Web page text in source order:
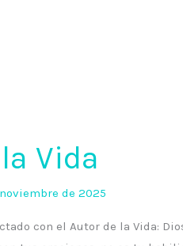
Vida
de 2025
con el Autor de la Vida: